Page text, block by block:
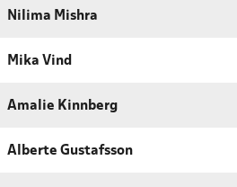
Nilima Mishra
Mika Vind
Amalie Kinnberg
Alberte Gustafsson